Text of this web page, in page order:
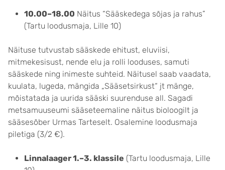
10.00–18.00 Näitus “Sääskedega sõjas ja rahus”
(Tartu loodusmaja, Lille 10)
Näituse tutvustab sääskede ehitust, eluviisi,
mitmekesisust, nende elu ja rolli looduses, samuti
sääskede ning inimeste suhteid. Näitusel saab vaadata,
kuulata, lugeda, mängida „Sääsetsirkust“ jt mänge,
mõistatada ja uurida sääski suurenduse all. Sagadi
metsamuuseumi sääseteemaline näitus bioloogilt ja
sääsesõber Urmas Tarteselt. Osalemine loodusmaja
piletiga (3/2 €).
Linnalaager 1.–3. klassile (Tartu loodusmaja, Lille